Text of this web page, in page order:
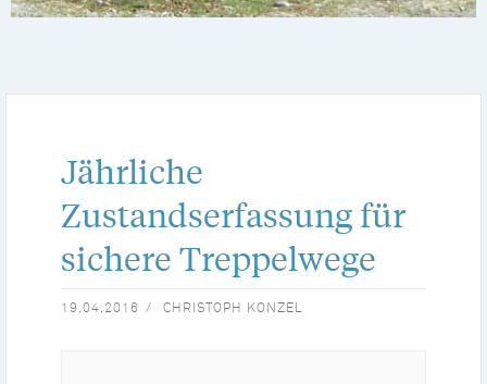
Jährliche
Zustandserfassung für
sichere Treppelwege
19.04.2016 CHRISTOPH KONZEL